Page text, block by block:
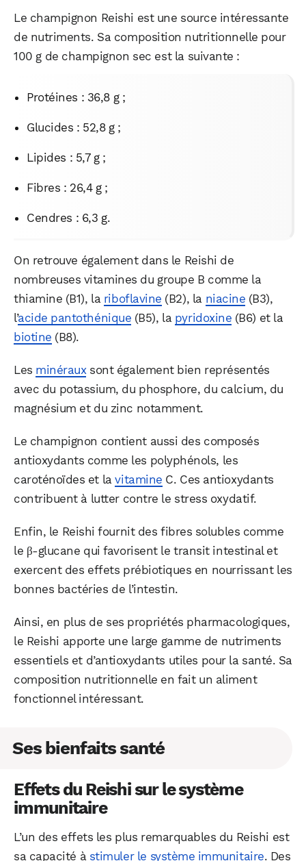
Le champignon Reishi est une source intéressante
de nutriments. Sa composition nutritionnelle pour
100 g de champignon sec est la suivante :
Protéines : 36,8 g ;
Glucides : 52,8 g ;
Lipides : 5,7 g ;
Fibres : 26,4 g ;
Cendres : 6,3 g.
On retrouve également dans le Reishi de
nombreuses vitamines du groupe B comme la
thiamine (B1), la riboflavine (B2), la niacine (B3),
l’acide pantothénique (B5), la pyridoxine (B6) et la
biotine (B8).
Les minérauxsont également bien représentés
avec du potassium, du phosphore, du calcium, du
magnésium et du zinc notamment.
Le champignon contient aussi des composés
antioxydants comme les polyphénols, les
caroténoïdes et lavitamine C. Ces antioxydants
contribuent à lutter contre le stress oxydatif.
Enfin, le Reishi fournit des fibres solubles comme
le β-glucane qui favorisent le transit intestinal et
exercent des effets prébiotiques en nourrissant les
bonnes bactéries de l’intestin.
Ainsi, en plus de ses propriétés pharmacologiques,
le Reishi apporte une large gamme de nutriments
essentiels et d’antioxydants utiles pour la santé. Sa
composition nutritionnelle en fait un aliment
fonctionnel intéressant.
Ses bienfaits santé
Effets du Reishi sur le système
immunitaire
L’un des effets les plus remarquables du Reishi est
sa capacité à stimuler le système immunitaire. Des